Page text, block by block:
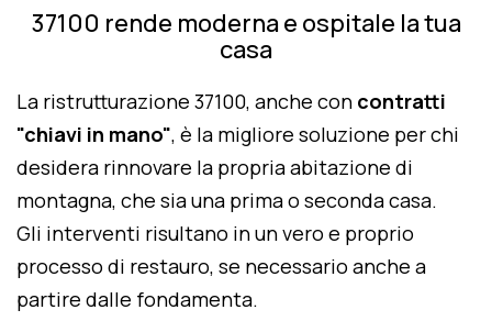
37100 rende moderna e ospitale la tua
casa
La ristrutturazione 37100, anche con contratti
"chiavi in mano", è la migliore soluzione per chi
desidera rinnovare la propria abitazione di
montagna, che sia una prima o seconda casa.
Gli interventi risultano in un vero e proprio
processo di restauro, se necessario anche a
partire dalle fondamenta.